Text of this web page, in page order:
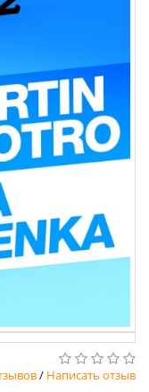
/ Написать отзыв